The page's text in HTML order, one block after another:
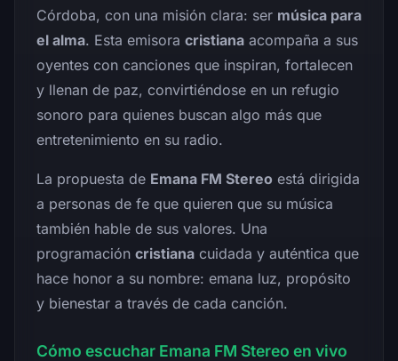
Córdoba, con una misión clara: ser música para
el alma. Esta emisora cristiana acompaña a sus
oyentes con canciones que inspiran, fortalecen
y llenan de paz, convirtiéndose en un refugio
sonoro para quienes buscan algo más que
entretenimiento en su radio.
La propuesta de Emana FM Stereo está dirigida
a personas de fe que quieren que su música
también hable de sus valores. Una
programación cristiana cuidada y auténtica que
hace honor a su nombre: emana luz, propósito
y bienestar a través de cada canción.
Cómo escuchar Emana FM Stereo en vivo